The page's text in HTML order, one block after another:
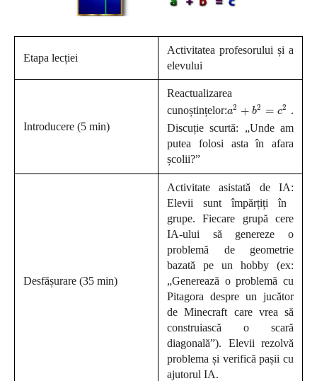
Etapa lecției
Activitatea profesorului și a
elevului
Introducere (5 min)
Reactualizarea
cunoștințelor:a2 b 2= c2
a2 b 2= c2
a2 +b2 =c2
.
Discuție scurtă: „Unde am
putea folosi asta în afara
școlii?”
Desfășurare (35 min)
Activitate asistată de IA:
Elevii sunt împărțiți în
grupe. Fiecare grupă cere
IA-ului să genereze o
problemă de geometrie
bazată pe un hobby (ex:
„Generează o problemă cu
Pitagora despre un jucător
de Minecraft care vrea să
construiască o scară
diagonală”). Elevii rezolvă
problema și verifică pașii cu
ajutorul IA.